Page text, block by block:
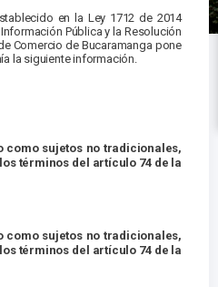
en la Ley 1712 de 2014
Pública y la Resolución
Comercio de Bucaramanga pone
la siguiente información.
como sujetos no tradicionales,
términos del artículo 74 de la
como sujetos no tradicionales,
términos del artículo 74 de la